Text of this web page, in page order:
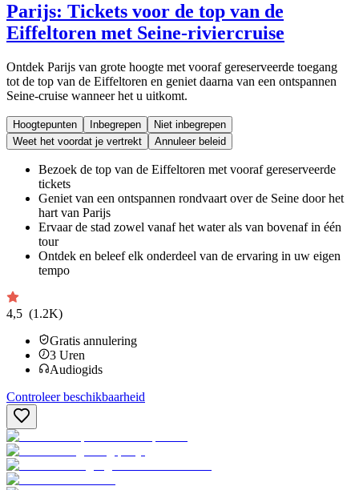
Parijs: Tickets voor de top van de
Eiffeltoren met Seine-riviercruise
Ontdek Parijs van grote hoogte met vooraf gereserveerde toegang
tot de top van de Eiffeltoren en geniet daarna van een ontspannen
Seine-cruise wanneer het u uitkomt.
Hoogtepunten Inbegrepen
Niet inbegrepen
Weet het voordat je vertrekt
Annuleer beleid
Bezoek de top van de Eiffeltoren met vooraf gereserveerde
tickets
Geniet van een ontspannen rondvaart over de Seine door het
hart van Parijs
Ervaar de stad zowel vanaf het water als van bovenaf in één
tour
Ontdek en beleef elk onderdeel van de ervaring in uw eigen
tempo
4,5 (1.2K)
Gratis annulering
3 Uren
Audiogids
Controleer beschikbaarheid